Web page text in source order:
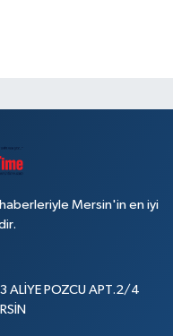
Mersin'in en iyi
ALİYE POZCU APT.2/4